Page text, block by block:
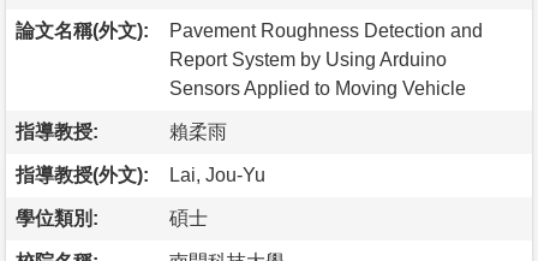
論文名稱(外文):
Pavement Roughness Detection and
Report System by Using Arduino
Sensors Applied to Moving Vehicle
指導教授: 賴柔雨
指導教授(外文): Lai, Jou-Yu
學位類別: 碩士